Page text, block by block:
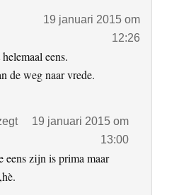
19 januari 2015 om
12:26
eens.
de weg naar vrede.
19 januari 2015 om
13:00
eens zijn is prima maar